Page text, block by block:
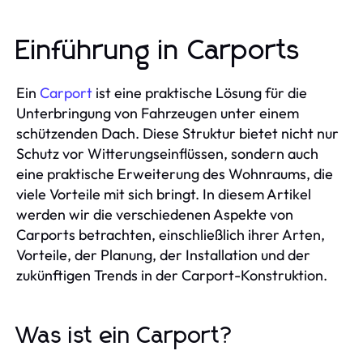
Einführung in Carports
Ein Carport ist eine praktische Lösung für die
Unterbringung von Fahrzeugen unter einem
schützenden Dach. Diese Struktur bietet nicht nur
Schutz vor Witterungseinflüssen, sondern auch
eine praktische Erweiterung des Wohnraums, die
viele Vorteile mit sich bringt. In diesem Artikel
werden wir die verschiedenen Aspekte von
Carports betrachten, einschließlich ihrer Arten,
Vorteile, der Planung, der Installation und der
zukünftigen Trends in der Carport-Konstruktion.
Was ist ein Carport?